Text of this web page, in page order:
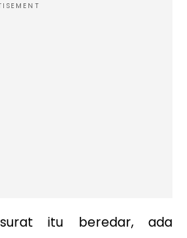
itu beredar, ada